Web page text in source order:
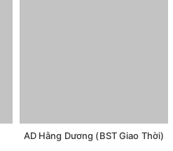
AD Hằng Dương (BST Giao Thời)